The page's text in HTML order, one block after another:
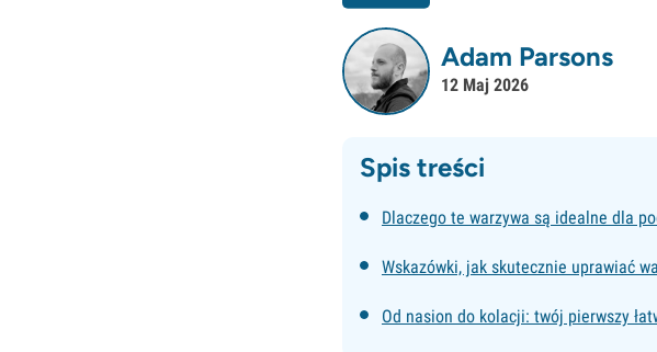
Adam Parsons
12 Maj 2026
Spis treści
Dlaczego te warzywa są idealne dla
Wskazówki, jak skutecznie uprawiać
Od nasion do kolacji: twój pierwszy